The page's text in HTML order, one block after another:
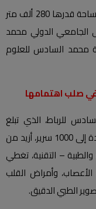
ويشتمل هذا المركب، الذي تم تشييده على مساحة قدرها 280 ألف متر
الجامعي الدولي محمد
وجامعة محمد السادس للعلوم
صلب اهتمامها
للرباط، الذي تبلغ
طاقته الاستيعابية الأولية 600 سرير قابلة للزيادة إلى 1000 سرير، أزيد من
والطبية – التقنية، تغطي
وأمراض القلب
الطبي الدقيق.